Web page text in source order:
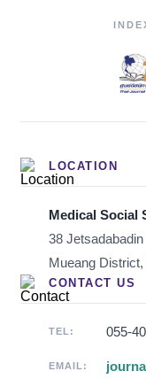
LOCATION
Medical Social
38
Mueang
CONTACT US
TEL: 055-
EMAIL: